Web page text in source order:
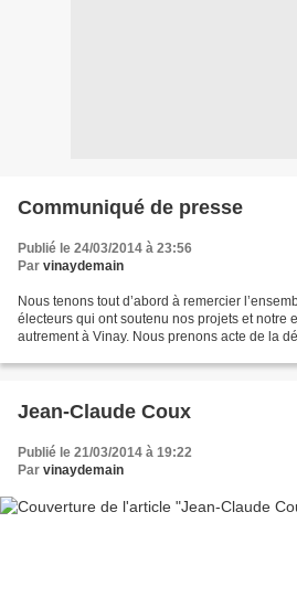
Communiqué de presse
Publié le 24/03/2014 à 23:56
Par vinaydemain
Nous tenons tout d’abord à remercier
électeurs qui ont soutenu nos projets et notre
autrement à Vinay. Nous prenons acte de la
Jean-Claude Coux
Publié le 21/03/2014 à 19:22
Par vinaydemain